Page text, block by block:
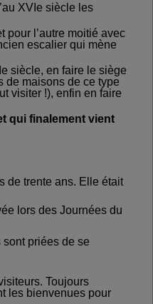
XVIe siècle les
pour l’autre moitié avec
escalier qui mène
siècle, en faire le siège
de maisons de ce type
visiter !), enfin en faire
qui finalement vient
de trente ans. Elle était
lors des Journées du
priées de se
Toujours
les bienvenues pour